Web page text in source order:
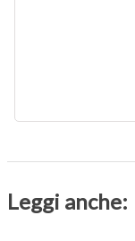
Leggi anche: